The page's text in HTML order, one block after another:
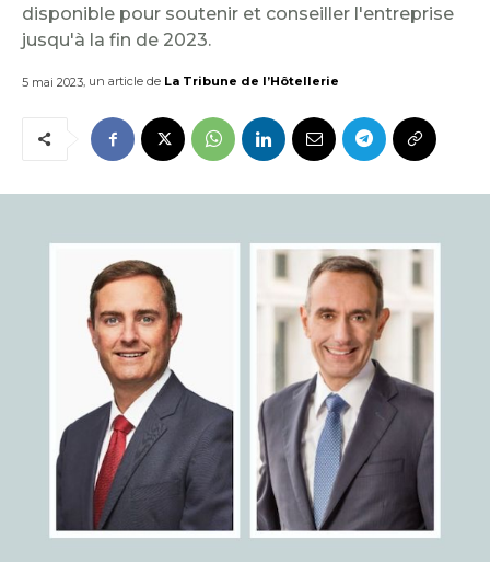
disponible pour soutenir et conseiller l'entreprise
jusqu'à la fin de 2023.
5 mai 2023, un article de La Tribune de l’Hôtellerie